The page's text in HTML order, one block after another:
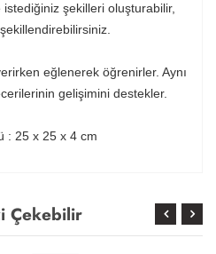
istediğiniz şekilleri oluşturabilir,
eğlenerek öğrenirler. Aynı
gelişimini destekler.
: 25 x 25 x 4 cm
Çekebilir